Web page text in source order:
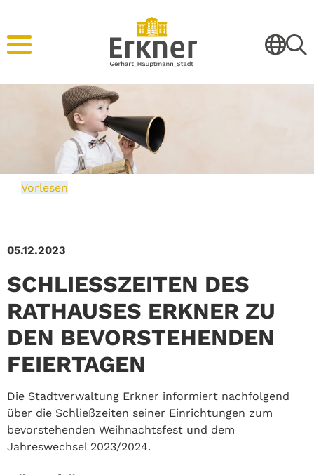
Vorlesen
05.12.2023
SCHLIESSZEITEN DES R
ATHAUSES ERKNER ZU D
EN BEVORSTEHENDEN F
EIERTAGEN
Die Stadtverwaltung Erkner informiert nachfolgend
über die Schließzeiten seiner Einrichtungen zum
bevorstehenden Weihnachtsfest und dem
Jahreswechsel 2023/2024.